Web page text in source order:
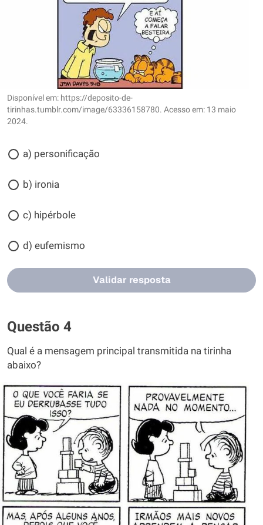
Disponível em: https://deposito-de-
tirinhas.tumblr.com/image/63336158780. Acesso em: 13 maio
2024.
a) personificação
b) ironia
c) hipérbole
d) eufemismo
Validar resposta
Questão 4
Qual é a mensagem principal transmitida na tirinha
abaixo?